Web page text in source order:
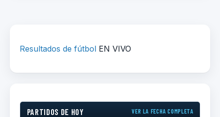
Resultados de fútbol EN VIVO
PARTIDOS DE HOY VER LA FECHA COMPLETA